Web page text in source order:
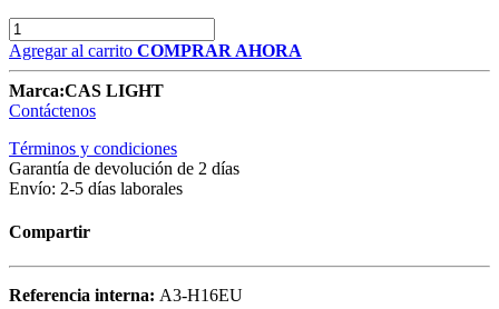
Agregar al carrito COMPRAR AHORA
Marca:CAS LIGHT
Contáctenos
Términos y condiciones
Garantía de devolución de 2 días
Envío: 2-5 días laborales
Compartir
Referencia interna: A3-H16EU